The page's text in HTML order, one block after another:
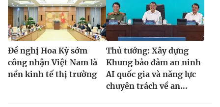
Đề nghị Hoa Kỳ sớm
công nhận Việt Nam là
nền kinh tế thị trường
Thủ tướng: Xây dựng
Khung bảo đảm an ninh
AI quốc gia và năng lực
chuyên trách về an...